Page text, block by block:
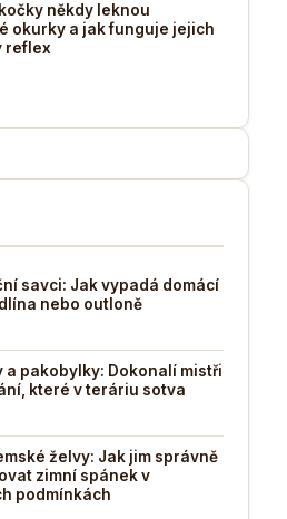
někdy leknou
okurky a jak funguje jejich
reflex
savci: Jak vypadá domácí
nebo outloně
a pakobylky: Dokonalí mistři
které v teráriu sotva
želvy: Jak jim správně
zimní spánek v
podmínkách